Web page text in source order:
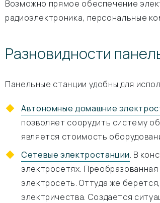
Возможно прямое обеспечение
радиоэлектроника, персональные
Разновидности
Панельные станции удобны для
Автономные домашние
позволяет соорудить систему
является стоимость
Сетевые электростанции. В
электросетях.
электросеть. Оттуда же
электричества. Создается